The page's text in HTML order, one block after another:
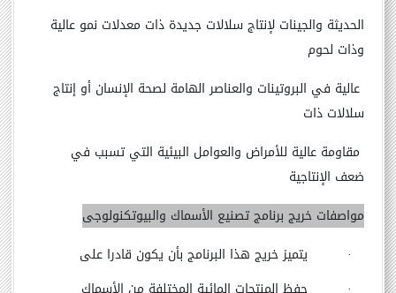
الحديثة والجينات لإنتاج سلالات جديدة ذات معدلات نمو عالية
وذات لحوم
عالية في البروتينات والعناصر الهامة لصحة الإنسان أو إنتاج
سلالات ذات
مقاومة عالية للأمراض والعوامل البيئية التي تسبب في
ضعف الإنتاجية
مواصفات خريج برنامج تصنيع الأسماك والبيوتكنولوجى
·
يتميز خريج هذا البرنامج بأن يكون قادرا على